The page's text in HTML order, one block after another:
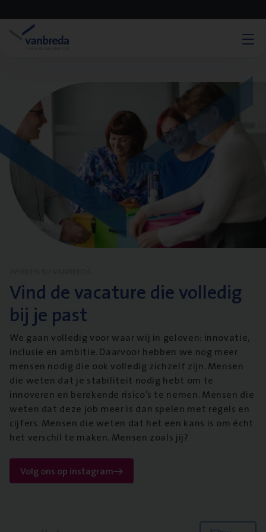
Vind de vacature die volledig
bij je past
We gaan volledig voor waar wij in geloven: innovatie,
inclusie en ambitie. Daarvoor hebben we nog meer
mensen nodig die ook volledig zichzelf zijn. Mensen
die weten dat je stabiliteit nodig hebt om te
innoveren en berekende risico’s te nemen. Mensen die
weten dat deze job meer is dan spelen met regels en
cijfers. Mensen die weten dat het een kans is om écht
het verschil te maken. Mensen zoals jij?
Volg ons op instagram